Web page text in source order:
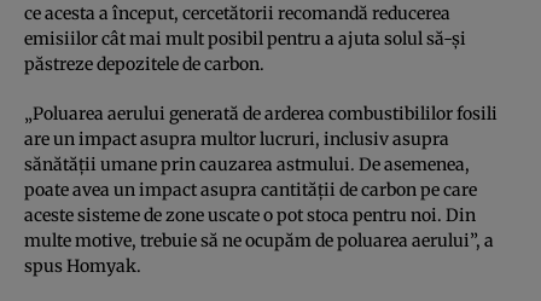
ce acesta a început, cercetătorii recomandă reducerea
emisiilor cât mai mult posibil pentru a ajuta solul să-și
păstreze depozitele de carbon.
„Poluarea aerului generată de arderea combustibililor fosili
are un impact asupra multor lucruri, inclusiv asupra
sănătății umane prin cauzarea astmului. De asemenea,
poate avea un impact asupra cantității de carbon pe care
aceste sisteme de zone uscate o pot stoca pentru noi. Din
multe motive, trebuie să ne ocupăm de poluarea aerului”, a
spus Homyak.